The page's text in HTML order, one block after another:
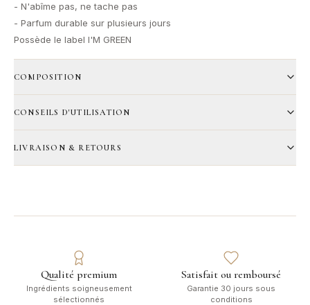
- N'abîme pas, ne tache pas
- Parfum durable sur plusieurs jours
Possède le label I'M GREEN
COMPOSITION
CONSEILS D'UTILISATION
LIVRAISON & RETOURS
Qualité premium
Ingrédients soigneusement
sélectionnés
Satisfait ou remboursé
Garantie 30 jours sous
conditions